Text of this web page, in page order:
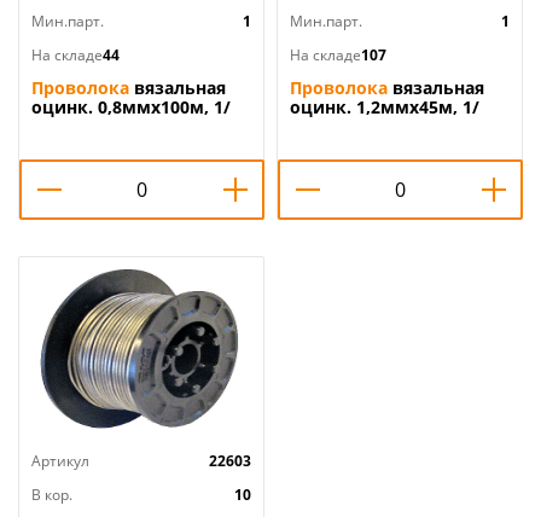
Мин.парт.
1
На складе44
Проволока вязальная
оцинк. 0,8ммх100м, 1/
Мин.парт.
1
На складе107
Проволока вязальная
оцинк. 1,2ммх45м, 1/
Артикул
22603
В кор.
10